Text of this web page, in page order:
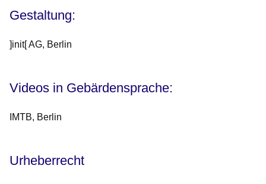
Gestaltung:
]init[ AG, Berlin
Videos in Gebärdensprache:
IMTB, Berlin
Urheberrecht